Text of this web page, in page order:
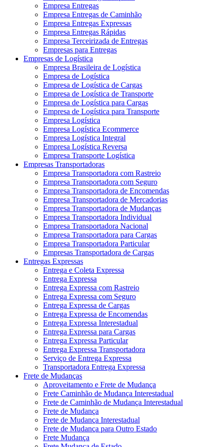
Empresa Entregas
Empresa Entregas de Caminhão
Empresa Entregas Expressas
Empresa Entregas Rápidas
Empresa Terceirizada de Entregas
Empresas para Entregas
Empresas de Logística
Empresa Brasileira de Logística
Empresa de Logística
Empresa de Logística de Cargas
Empresa de Logística de Transporte
Empresa de Logística para Cargas
Empresa de Logística para Transporte
Empresa Logística
Empresa Logística Ecommerce
Empresa Logística Integral
Empresa Logística Reversa
Empresa Transporte Logística
Empresas Transportadoras
Empresa Transportadora com Rastreio
Empresa Transportadora com Seguro
Empresa Transportadora de Encomendas
Empresa Transportadora de Mercadorias
Empresa Transportadora de Mudanças
Empresa Transportadora Individual
Empresa Transportadora Nacional
Empresa Transportadora para Cargas
Empresa Transportadora Particular
Empresas Transportadora de Cargas
Entregas Expressas
Entrega e Coleta Expressa
Entrega Expressa
Entrega Expressa com Rastreio
Entrega Expressa com Seguro
Entrega Expressa de Cargas
Entrega Expressa de Encomendas
Entrega Expressa Interestadual
Entrega Expressa para Cargas
Entrega Expressa Particular
Entrega Expressa Transportadora
Serviço de Entrega Expressa
Transportadora Entrega Expressa
Frete de Mudanças
Aproveitamento e Frete de Mudança
Frete Caminhão de Mudança Interestadual
Frete de Caminhão de Mudança Interestadual
Frete de Mudança
Frete de Mudança Interestadual
Frete de Mudança para Outro Estado
Frete Mudança